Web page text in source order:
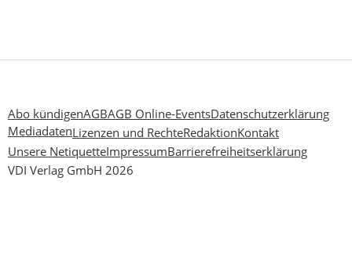
Abo kündigenAGBAGB Online-EventsDatenschutzerklärung
MediadatenLizenzen und RechteRedaktionKontakt
Unsere NetiquetteImpressumBarrierefreiheitserklärung
VDI Verlag GmbH 2026